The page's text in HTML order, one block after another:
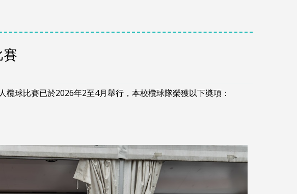
球比賽已於2026年2至4月舉行，本校欖球隊榮獲以下奬項：